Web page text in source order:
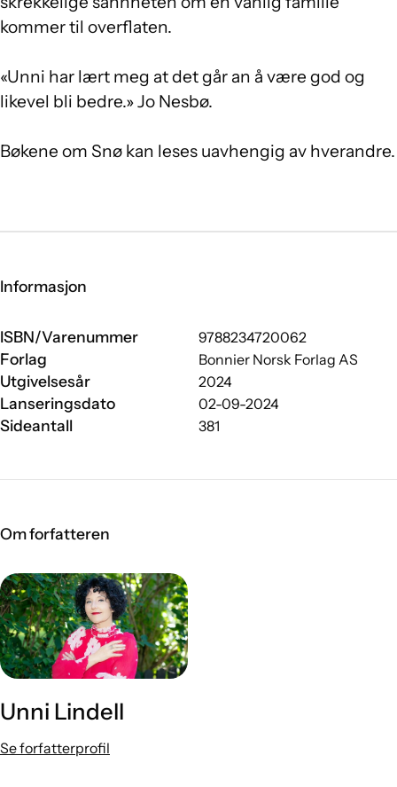
kommer til overflaten.
«Unni har lært meg at det går an å være god og
likevel bli bedre.» Jo Nesbø.
Bøkene om Snø kan leses uavhengig av hverandre.
Informasjon
ISBN/Varenummer 9788234720062
Forlag Bonnier Norsk Forlag AS
Utgivelsesår 2024
Lanseringsdato 02-09-2024
Sideantall 381
Om forfatteren
Unni Lindell
Se forfatterprofil